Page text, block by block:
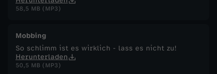
58,5 MB (MP3)
Mobbing
So schlimm ist es wirklich - lass es nicht zu!
Herunterladen
50,5 MB (MP3)